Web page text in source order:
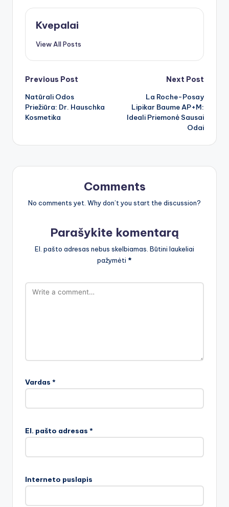
Kvepalai
View All Posts
Post
navigation
Previous Post
Natūrali Odos
Priežiūra: Dr. Hauschka
Kosmetika
Next Post
La Roche-Posay
Lipikar Baume AP+M:
Ideali Priemonė Sausai
Odai
Comments
No comments yet. Why don’t you start the discussion?
Parašykite komentarą
El. pašto adresas nebus skelbiamas. Būtini laukeliai
pažymėti *
Vardas *
El. pašto adresas *
Interneto puslapis